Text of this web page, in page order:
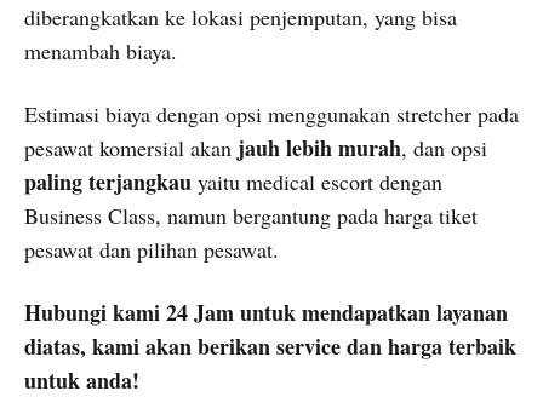
diberangkatkan ke lokasi penjemputan, yang bisa
menambah biaya.
Estimasi biaya dengan opsi menggunakan stretcher pada
pesawat komersial akan jauh lebih murah, dan opsi
paling terjangkau yaitu medical escort dengan
Business Class, namun bergantung pada harga tiket
pesawat dan pilihan pesawat.
Hubungi kami 24 Jam untuk mendapatkan layanan
diatas, kami akan berikan service dan harga terbaik
untuk anda!